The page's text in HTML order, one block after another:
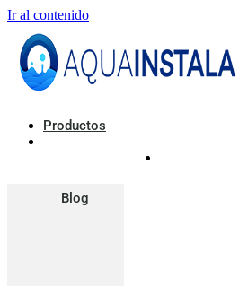
Ir al contenido
Productos
Blog